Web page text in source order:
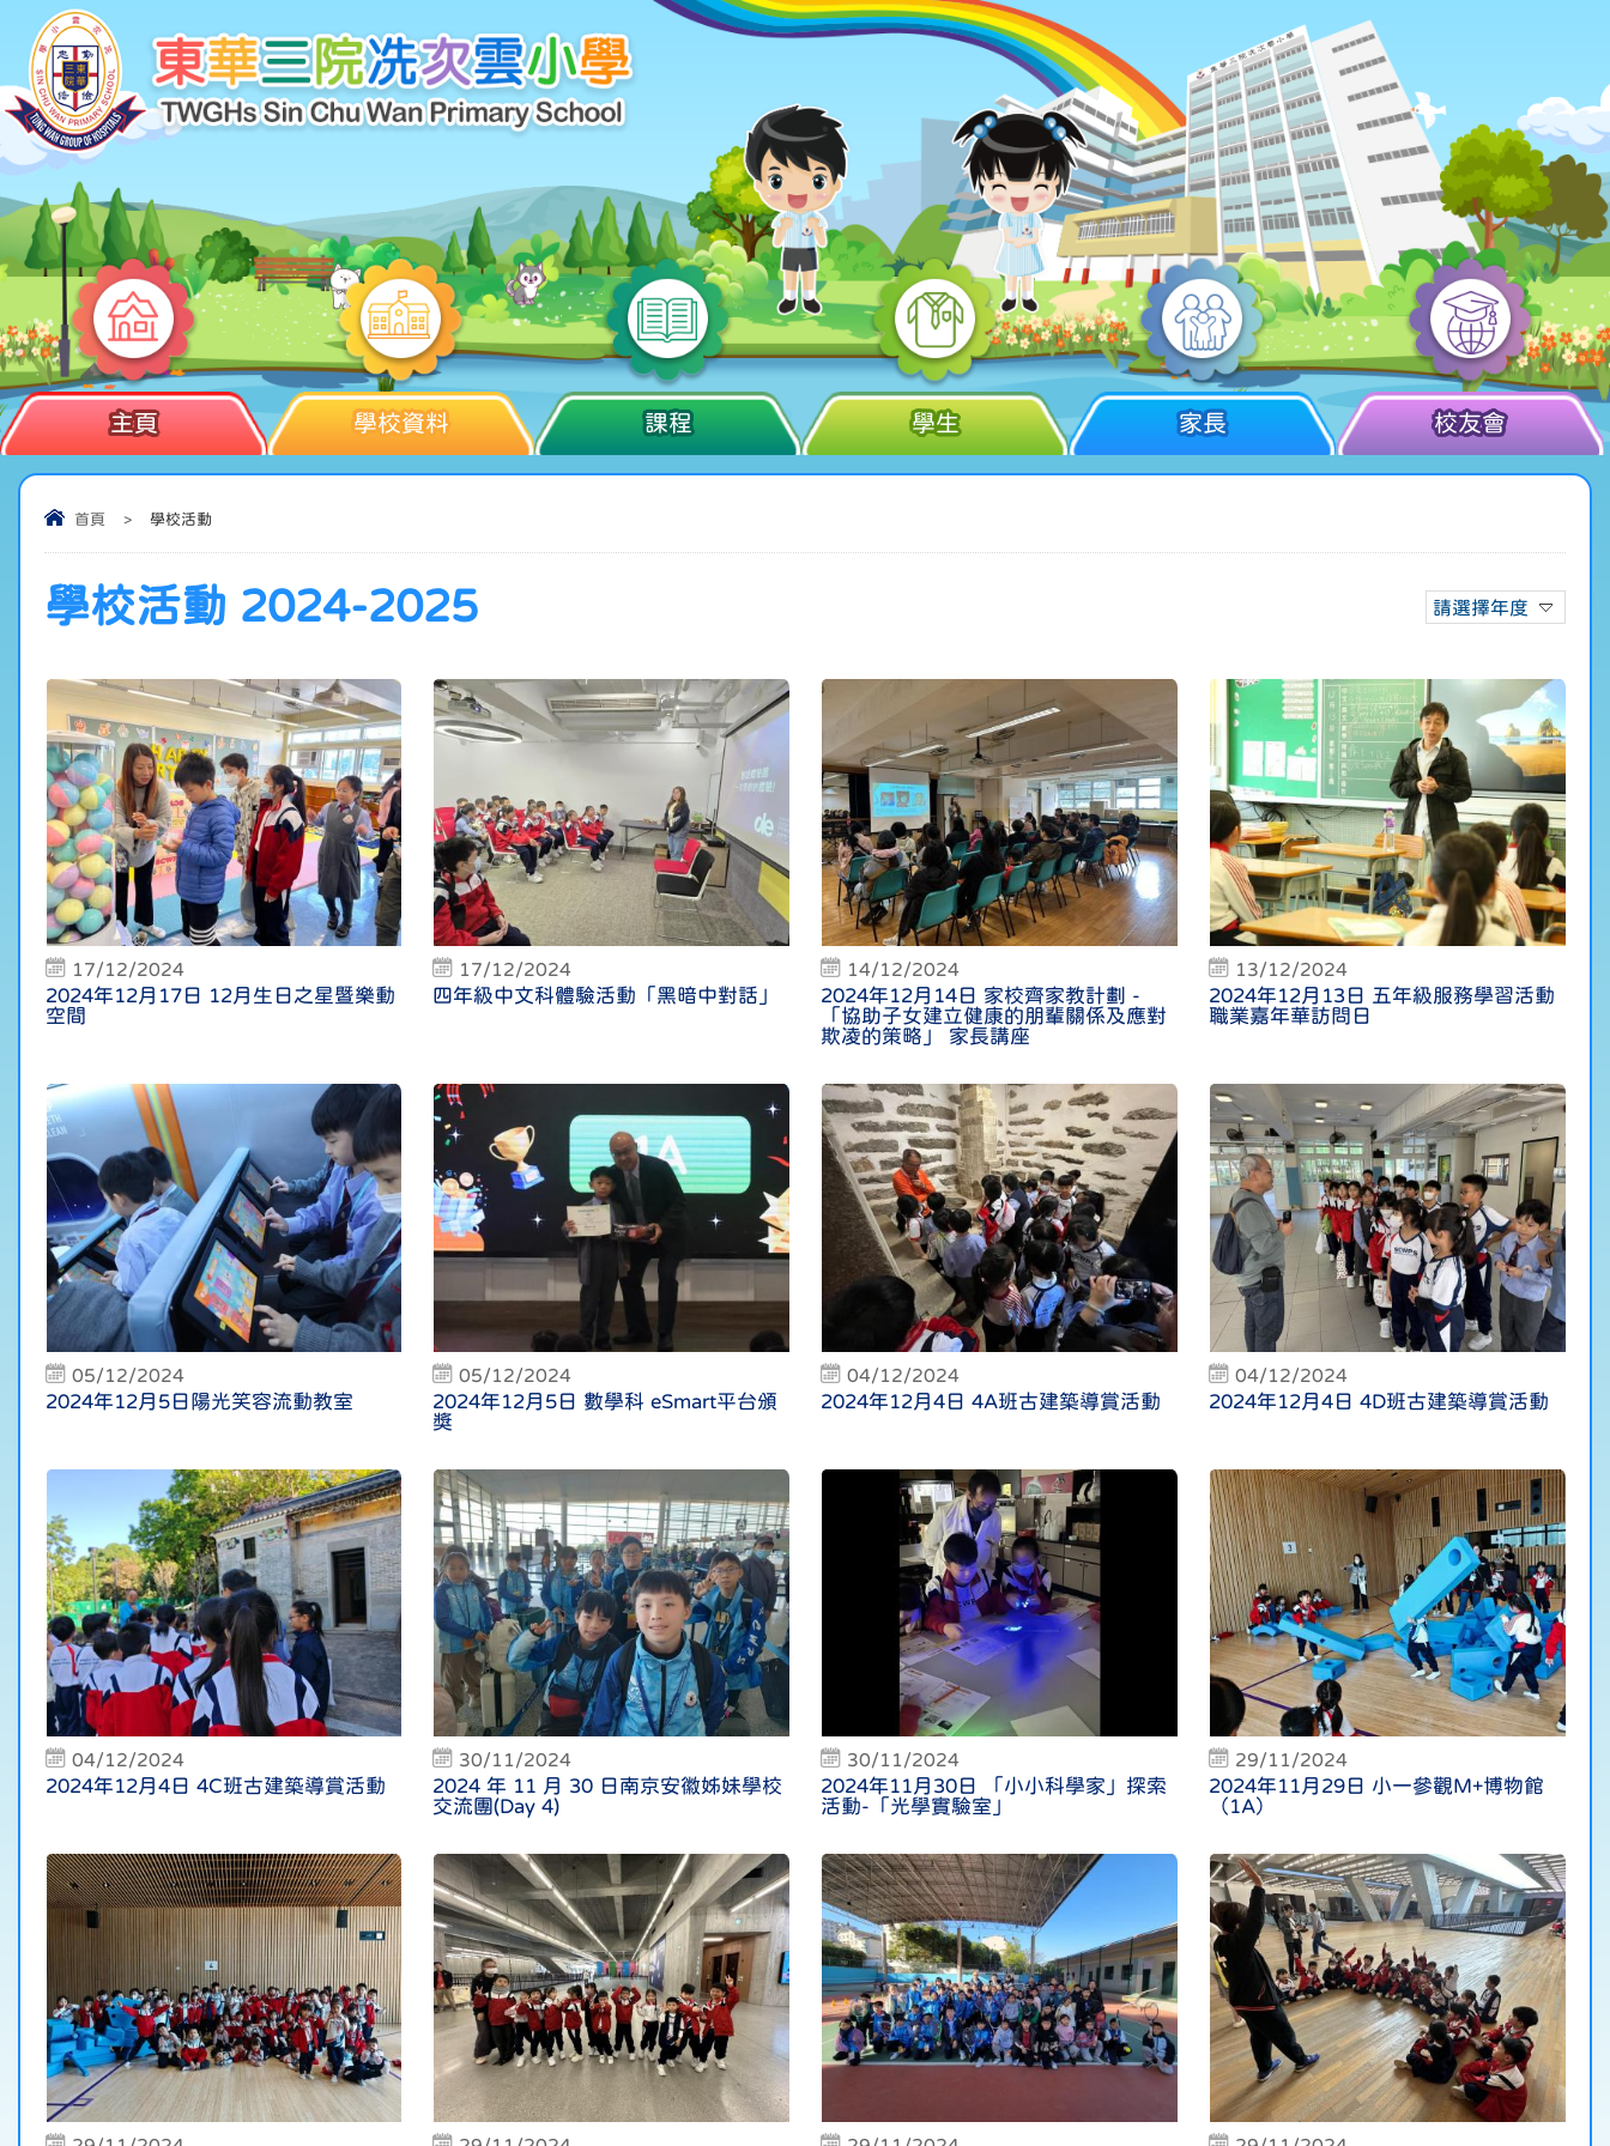
主頁 學校資料 課程 學生 家長 校友會
首頁 > 學校活動
學校活動 2024-2025 請選擇年度
17/12/2024
2024年12月17日 12月生日之星暨樂動
空間
17/12/2024
四年級中文科體驗活動「黑暗中對話」
14/12/2024
2024年12月14日 家校齊家教計劃 -
「協助子女建立健康的朋輩關係及應對
欺凌的策略」 家長講座
13/12/2024
2024年12月13日 五年級服務學習活動
職業嘉年華訪問日
05/12/2024
2024年12月5日陽光笑容流動教室
05/12/2024
2024年12月5日 數學科 eSmart平台頒
獎
04/12/2024
2024年12月4日 4A班古建築導賞活動
04/12/2024
2024年12月4日 4D班古建築導賞活動
04/12/2024
2024年12月4日 4C班古建築導賞活動
30/11/2024
2024 年 11 月 30 日南京安徽姊妹學校
交流團(Day 4)
30/11/2024
2024年11月30日 「小小科學家」探索
活動-「光學實驗室」
29/11/2024
2024年11月29日 小一參觀M+博物館
（1A）